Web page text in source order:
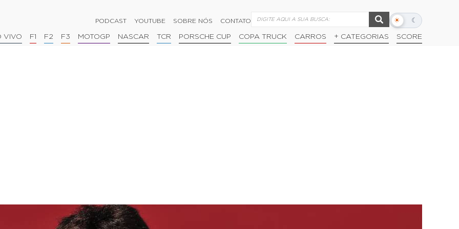
PODCAST YOUTUBE SOBRE NÓS CONTATO ☀ ☾
Alternar
escuro
VIVO F1 F2 F3 MOTOGP NASCAR TCR PORSCHE CUP COPA TRUCK CARROS + CATEGORIAS SCORE